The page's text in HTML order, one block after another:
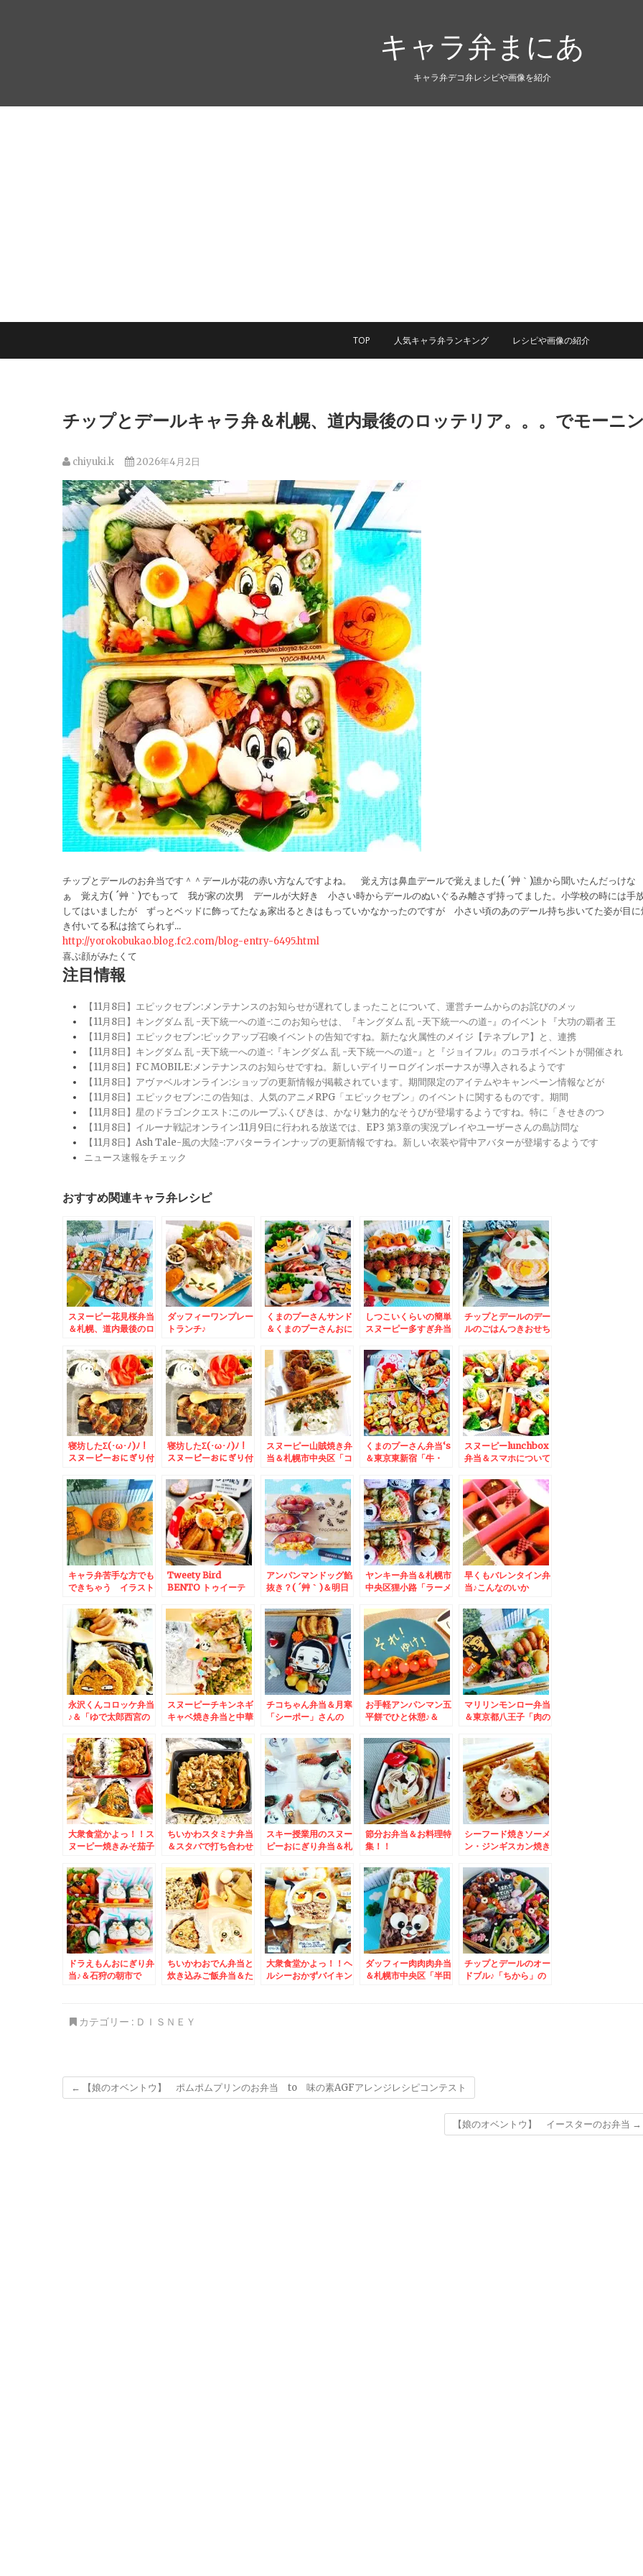
キャラ弁まにあ
キャラ弁デコ弁レシピや画像を紹介
TOP 人気キャラ弁ランキング レシピや画像の紹介
チップとデールキャラ弁＆札幌、道内最後のロッテリア。。。でモーニ
chiyuki.k 2026年4月2日
チップとデールのお弁当です＾＾デールが花の赤い方なんですよね。 覚え方は鼻血デールで覚えました( ´艸｀)誰から聞いたんだっけな
ぁ 覚え方( ´艸｀)でもって 我が家の次男 デールが大好き 小さい時からデールのぬいぐるみ離さず持ってました。小学校の時には手
してはいましたが ずっとベッドに飾ってたなぁ家出るときはもっていかなかったのですが 小さい頃のあのデール持ち歩いてた姿が目に
き付いてる私は捨てられず...
http://yorokobukao.blog.fc2.com/blog-entry-6495.html
喜ぶ顔がみたくて
注目情報
【11月8日】エピックセブン:メンテナンスのお知らせが遅れてしまったことについて、運営チームからのお詫びのメッ
【11月8日】キングダム 乱 -天下統一への道-:このお知らせは、『キングダム 乱 -天下統一への道-』のイベント『大功の覇者 王
【11月8日】エピックセブン:ピックアップ召喚イベントの告知ですね。新たな火属性のメイジ【テネブレア】と、連携
【11月8日】キングダム 乱 -天下統一への道-:『キングダム 乱 -天下統一への道-』と『ジョイフル』のコラボイベントが開催され
【11月8日】FC MOBILE:メンテナンスのお知らせですね。新しいデイリーログインボーナスが導入されるようです
【11月8日】アヴァベルオンライン:ショップの更新情報が掲載されています。期間限定のアイテムやキャンペーン情報などが
【11月8日】エピックセブン:この告知は、人気のアニメRPG「エピックセブン」のイベントに関するものです。期間
【11月8日】星のドラゴンクエスト:このループふくびきは、かなり魅力的なそうびが登場するようですね。特に「きせきのつ
【11月8日】イルーナ戦記オンライン:11月9日に行われる放送では、EP3 第3章の実況プレイやユーザーさんの島訪問な
【11月8日】Ash Tale-風の大陸-:アバターラインナップの更新情報ですね。新しい衣装や背中アバターが登場するようです
ニュース速報をチェック
おすすめ関連キャラ弁レシピ
スヌーピー花見桜弁当
＆札幌、道内最後のロ
ニング
ダッフィーワンプレー
トランチ♪
くまのプーさんサンド
＆くまのプーさんおに
しつこいくらいの簡単
スヌーピー多すぎ弁当
さんで朝そば～♪
チップとデールのデー
ルのごはんつきおせち
らえもん一人おせち
寝坊したΣ(･ω･ﾉ)ﾉ！
スヌーピーおにぎり付
寝坊したΣ(･ω･ﾉ)ﾉ！
スヌーピーおにぎり付
スヌーピー山賊焼き弁
当＆札幌市中央区「コ
ぐり」さんのちくわパ
ンとか♪
くまのプーさん弁当‘s
＆東京東新宿「牛・
山根商店」さんの牛も
つ煮込みも逸品で串物
全般うますぎる～＾＾
♪
スヌーピーlunchbox
弁当＆スマホについて
くださいm(__)m
キャラ弁苦手な方でも
できちゃう イラスト
しょう？？＆北海道で
の冬場の移動につい
て。
Tweety Bird
BENTO トゥイーテ
院」内の「ひまわり食
堂」の「日替わりラン
チ」はヘルシー活コス
パ最強♪
アンパンマンドッグ餡
抜き？( ´艸｀)＆明日
ださい。
ヤンキー弁当＆札幌市
中央区狸小路「ラーメ
メン山岡家」「煮干し
ラーメン山岡家」ちょ
っと外れて「餃子の山
岡家」山岡家さん三昧
(*´艸`*)
早くもバレンタイン弁
当♪こんなのいか
永沢くんコロッケ弁当
♪＆「ゆで太郎西宮の
とろろそば」美味しい
～～♪
スヌーピーチキンネギ
キャベ焼き弁当と中華
「そば処信州庵」さん
に「ざるそば」メニュ
ーがないわけと月末ま
で花尻ジンギスカンさ
んもお得メニューある
の(*´艸`*)
チコちゃん弁当＆月寒
「シーポー」さんの
「鹿肉スペアリブ」(*
´艸`*)
お手軽アンパンマン五
平餅でひと休憩♪＆
クアウト「海鮮丼」を
差し入れいただいたぁ
(*´艸`*)マグロうま♪
マリリンモンロー弁当
＆東京都八王子「肉の
トコロッケ」も「メン
チカツサンド」「世界
のお弁当」も美味しい
～(*´艸`*)
大衆食堂かよっ！！ス
ヌーピー焼きみそ茄子
＆浜頓別町産「毛ガ
ニ」(*´艸`*)
ちいかわスタミナ弁当
＆スタバで打ち合わせ
アップされてお得♪モ
カフラペーチーノも飲
んじゃった♪
スキー授業用のスヌー
ピーおにぎり弁当＆札
ーツ札幌店」さんの
「とちあいか」苺３パ
ック１０００円～(*
´▽｀*)
節分お弁当＆お料理特
集！！
シーフード焼きソーメ
ン・ジンギスカン焼き
「アジパンダ」くんグ
ッズ♪うま味の秘密(*
´艸`*)誤解されてる皆
さま必見！！
ドラえもんおにぎり弁
当♪＆石狩の朝市で
ちいかわおでん弁当と
炊き込みご飯弁当＆た
大衆食堂かよっ！！ヘ
ルシーおかずバイキン
ダッフィー肉肉肉弁当
＆札幌市中央区「半田
チップとデールのオー
ドブル♪「ちから」の
カテゴリー : ＤＩＳＮＥＹ
← 【娘のオベントウ】 ポムポムプリンのお弁当 to 味の素AGFアレンジレシピコンテスト
【娘のオベントウ】 イースターのお弁当 →